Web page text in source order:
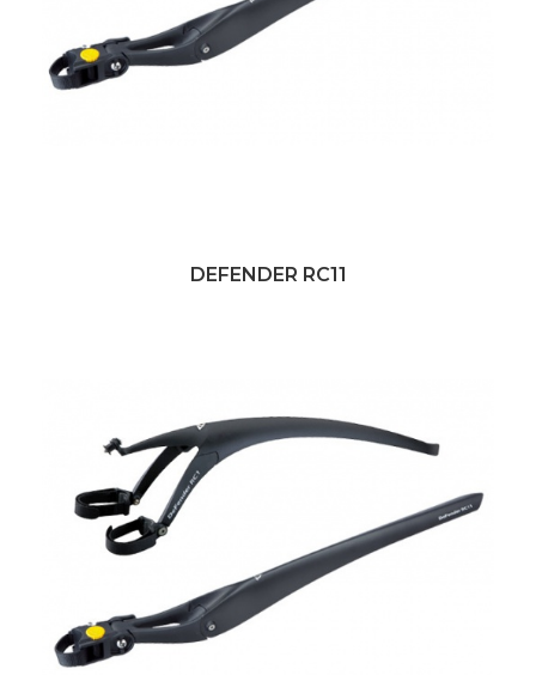
DEFENDER RC11